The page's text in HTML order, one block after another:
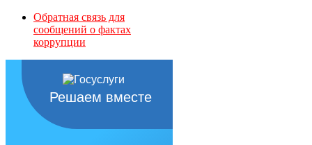
Обратная связь для
сообщений о фактах
коррупции
Решаем вместе